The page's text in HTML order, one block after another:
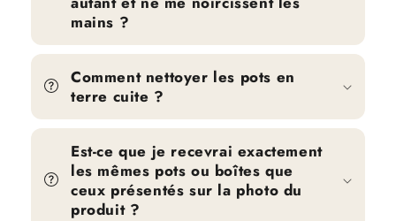
mains ?
Comment nettoyer les pots en
terre cuite ?
Est-ce que je recevrai exactement
les mêmes pots ou boîtes que
ceux présentés sur la photo du
produit ?